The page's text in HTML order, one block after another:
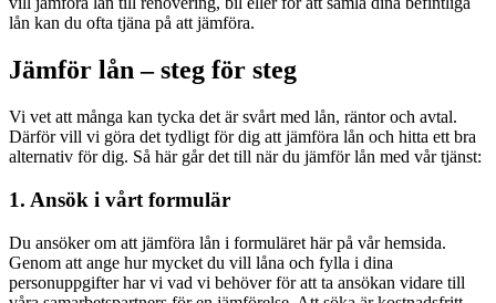
lån kan du ofta tjäna på att jämföra.
Jämför lån – steg för steg
Vi vet att många kan tycka det är svårt med lån, räntor och avtal.
Därför vill vi göra det tydligt för dig att jämföra lån och hitta ett bra
alternativ för dig. Så här går det till när du jämför lån med vår tjänst:
1. Ansök i vårt formulär
Du ansöker om att jämföra lån i formuläret här på vår hemsida.
Genom att ange hur mycket du vill låna och fylla i dina
personuppgifter har vi vad vi behöver för att ta ansökan vidare till